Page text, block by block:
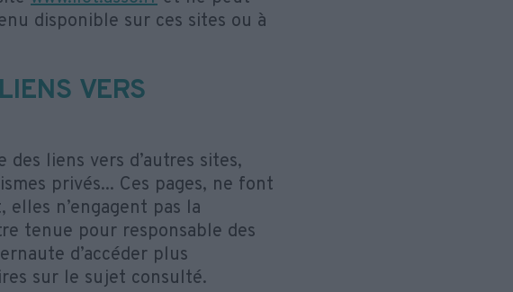
disponible sur ces sites ou à
VERS
liens vers d’autres sites,
privés... Ces pages, ne font
n’engagent pas la
tenue pour responsable des
d’accéder plus
sur le sujet consulté.